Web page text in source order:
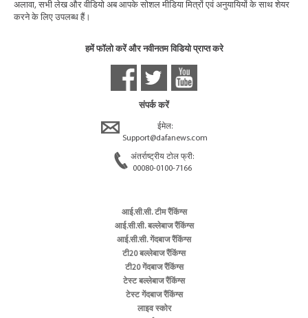
अलावा, सभी लेख और वीडियो अब आपके सोशल मीडिया मित्रों एवं अनुयायियों के साथ शेयर
करने के लिए उपलब्ध हैं।
हमें फॉलो करें और नवीनतम विडियो प्राप्त करे
संपर्क करें
ईमेल:
Support@dafanews.com
अंतर्राष्ट्रीय टोल फ्री:
00080-0100-7166
आई.सी.सी. टीम रैंकिंग्स
आई.सी.सी. बल्लेबाज रैंकिंग्स
आई.सी.सी. गेंदबाज रैंकिंग्स
टी20 बल्लेबाज रैंकिंग्स
टी20 गेंदबाज रैंकिंग्स
टेस्ट बल्लेबाज रैंकिंग्स
टेस्ट गेंदबाज रैंकिंग्स
लाइव स्कोर